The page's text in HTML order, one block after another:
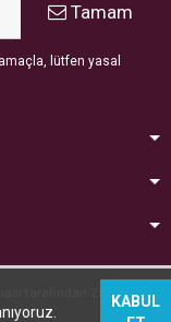
Tamam
lütfen yasal
tarafından 256bit SSL
KABUL